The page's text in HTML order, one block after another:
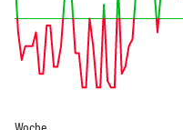
Woche